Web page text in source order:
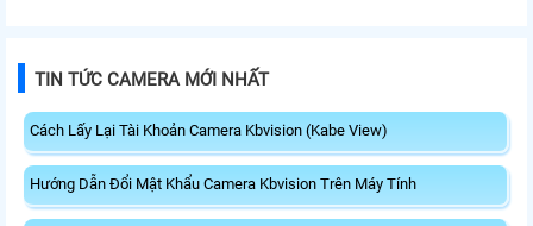
TIN TỨC CAMERA MỚI NHẤT
Cách Lấy Lại Tài Khoản Camera Kbvision (Kabe View)
Hướng Dẫn Đổi Mật Khẩu Camera Kbvision Trên Máy Tính